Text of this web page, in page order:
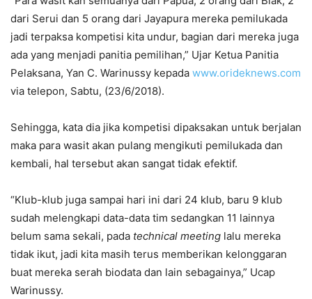
dari Serui dan 5 orang dari Jayapura mereka pemilukada
jadi terpaksa kompetisi kita undur, bagian dari mereka juga
ada yang menjadi panitia pemilihan,” Ujar Ketua Panitia
Pelaksana, Yan C. Warinussy kepada www.orideknews.com
via telepon, Sabtu, (23/6/2018).
Sehingga, kata dia jika kompetisi dipaksakan untuk berjalan
maka para wasit akan pulang mengikuti pemilukada dan
kembali, hal tersebut akan sangat tidak efektif.
“Klub-klub juga sampai hari ini dari 24 klub, baru 9 klub
sudah melengkapi data-data tim sedangkan 11 lainnya
belum sama sekali, pada technical meeting lalu mereka
tidak ikut, jadi kita masih terus memberikan kelonggaran
buat mereka serah biodata dan lain sebagainya,” Ucap
Warinussy.